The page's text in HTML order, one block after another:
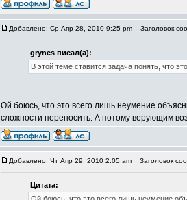
Добавлено: Ср Апр 28, 2010 9:25 pm Заголовок
grynes писал(а):
В этой теме ставится задача понять, что
Ой боюсь, что это всего лишь неумение
сложности переносить. А потому верующим
Добавлено: Чт Апр 29, 2010 2:05 am Заголовок
Цитата: